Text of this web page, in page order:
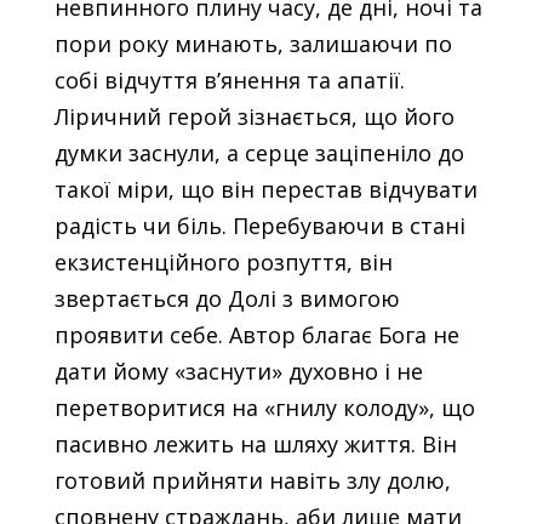
невпинного плину часу, де дні, ночі та
пори року минають, залишаючи по
собі відчуття в’янення та апатії.
Ліричний герой зізнається, що його
думки заснули, а серце заціпеніло до
такої міри, що він перестав відчувати
радість чи біль. Перебуваючи в стані
екзистенційного розпуття, він
звертається до Долі з вимогою
проявити себе. Автор благає Бога не
дати йому «заснути» духовно і не
перетворитися на «гнилу колоду», що
пасивно лежить на шляху життя. Він
готовий прийняти навіть злу долю,
сповнену страждань, аби лише мати